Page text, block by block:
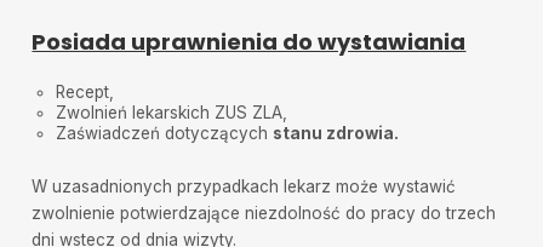
Posiada uprawnienia do wystawiania
Recept,
Zwolnień lekarskich ZUS ZLA,
Zaświadczeń dotyczących stanu zdrowia.
W uzasadnionych przypadkach lekarz może wystawić
zwolnienie potwierdzające niezdolność do pracy do trzech
dni wstecz od dnia wizyty.